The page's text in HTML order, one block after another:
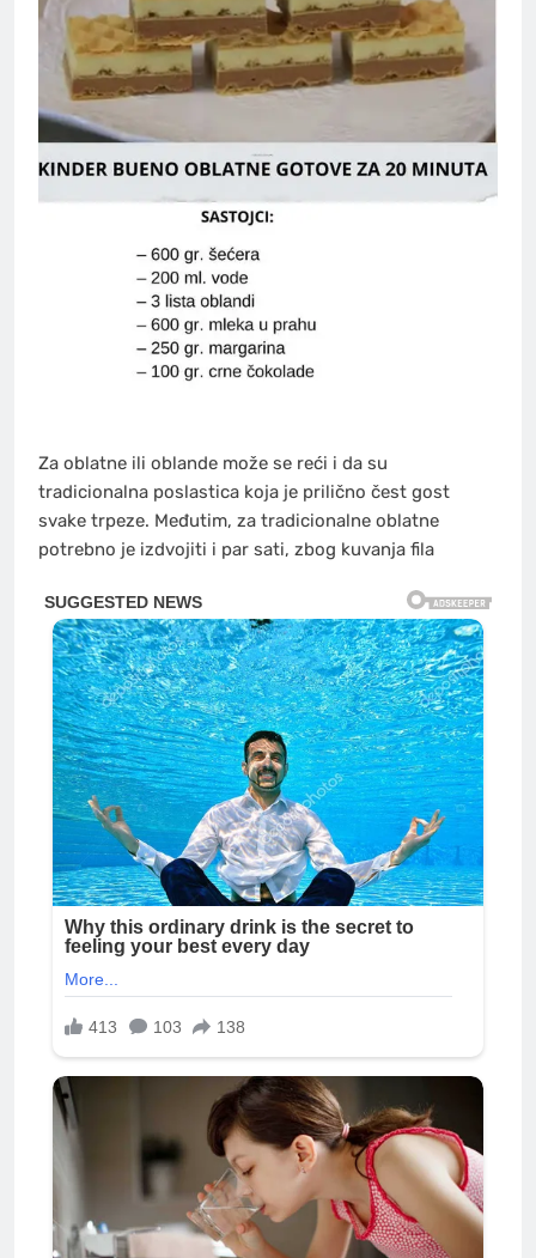
Za oblatne ili oblande može se reći i da su
tradicionalna poslastica koja je prilično čest gost
svake trpeze. Međutim, za tradicionalne oblatne
potrebno je izdvojiti i par sati, zbog kuvanja fila